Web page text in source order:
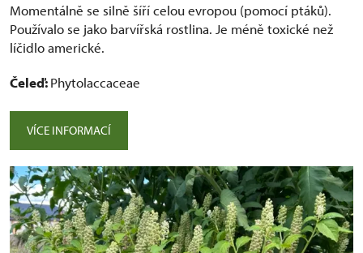
Momentálně se silně šíří celou evropou (pomocí ptáků).
Používalo se jako barvířská rostlina. Je méně toxické než
líčidlo americké.
Čeleď:Phytolaccaceae
VÍCE INFORMACÍ